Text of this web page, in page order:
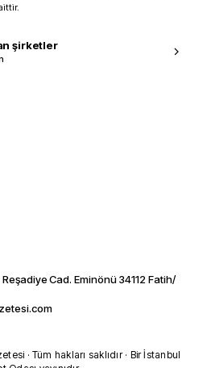
şirketler
Cad. Eminönü 34112 Fatih/
· Tüm hakları saklıdır · Bir İstanbul